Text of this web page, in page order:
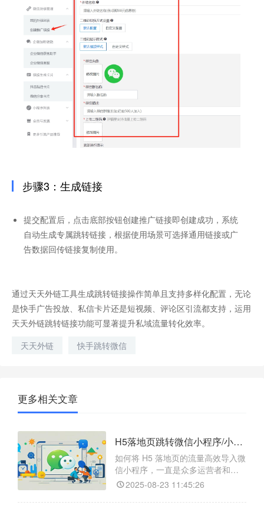
步骤3：生成链接
提交配置后，点击底部按钮创建推广链接即创建成功，系统
自动生成专属跳转链接，根据使用场景可选择通用链接或广
告数据回传链接复制使用。
通过天天外链工具生成跳转链接操作简单且支持多样化配置，无论
是快手广告投放、私信卡片还是短视频、评论区引流都支持，运用
天天外链跳转链接功能可显著提升私域流量转化效率。
天天外链
快手跳转微信
更多相关文章
H5落地页跳转微信小程序/小程序任意页面/小程序码的操作方式是什么？
如何将 H5 落地页的流量高效导入微
信小程序，一直是众多运营者和开
发者头疼的问题。别担心，今天就
2025-08-23 11:45:26